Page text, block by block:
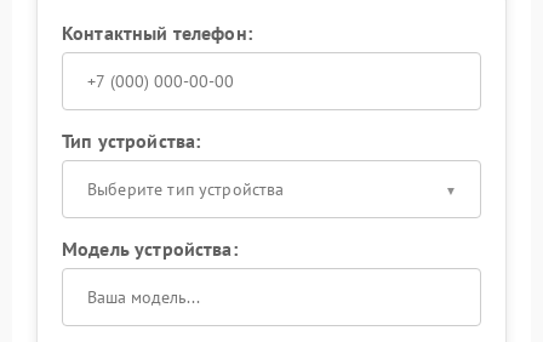
Контактный телефон:
Тип устройства:
Выберите тип устройства
Модель устройства: